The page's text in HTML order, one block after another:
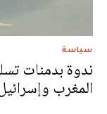
سياسة
ندوة بدمنات
المغرب